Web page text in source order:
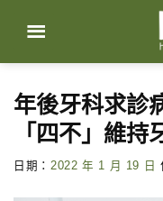
content
年後牙科求診
「四不」維持
日期： 2022 年 1 月 19 日